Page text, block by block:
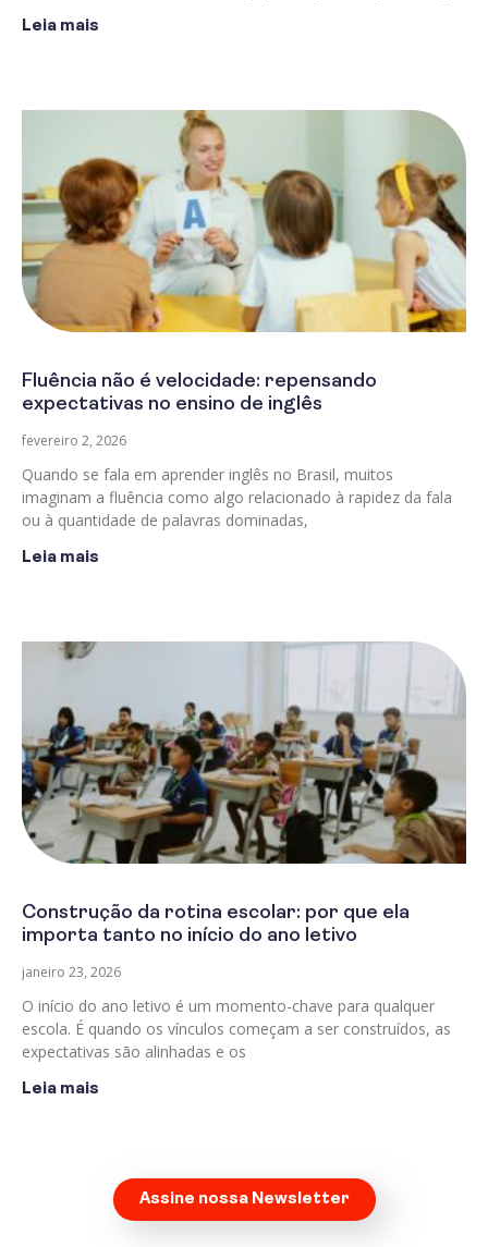
Leia mais
Fluência não é velocidade: repensando
expectativas no ensino de inglês
fevereiro 2, 2026
Quando se fala em aprender inglês no Brasil, muitos
imaginam a fluência como algo relacionado à rapidez da fala
ou à quantidade de palavras dominadas,
Leia mais
Construção da rotina escolar: por que ela
importa tanto no início do ano letivo
janeiro 23, 2026
O início do ano letivo é um momento-chave para qualquer
escola. É quando os vínculos começam a ser construídos, as
expectativas são alinhadas e os
Leia mais
Assine nossa Newsletter